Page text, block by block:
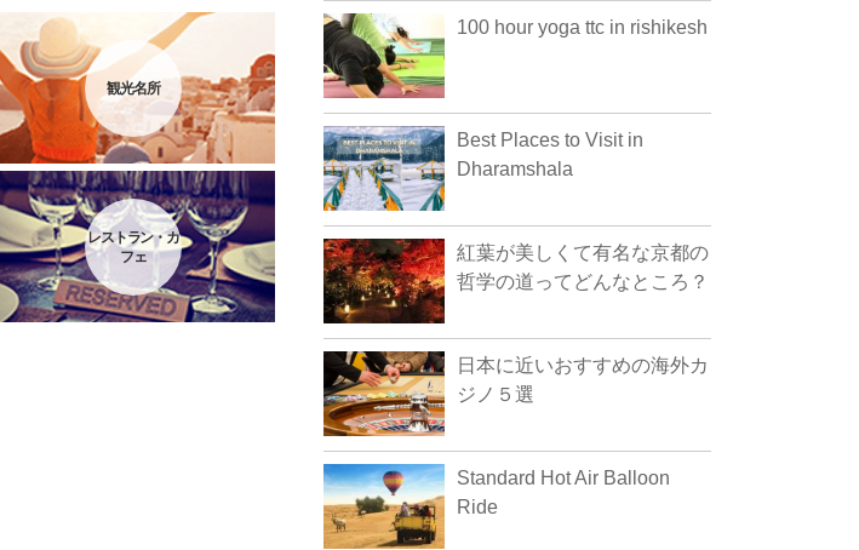
観光名所
レストラン・カ
フェ
100 hour yoga ttc in rishikesh
Best Places to Visit in
Dharamshala
紅葉が美しくて有名な京都の
哲学の道ってどんなところ？
日本に近いおすすめの海外カ
ジノ５選
Standard Hot Air Balloon
Ride